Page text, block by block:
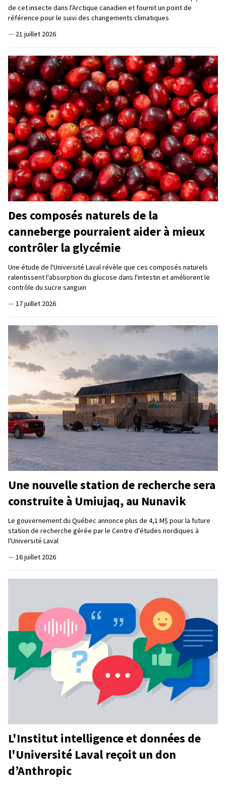
de cet insecte dans l'Arctique canadien et fournit un point de
référence pour le suivi des changements climatiques
— 21 juillet 2026
Des composés naturels de la
canneberge pourraient aider à mieux
contrôler la glycémie
Une étude de l'Université Laval révèle que ces composés naturels
ralentissent l'absorption du glucose dans l'intestin et améliorent le
contrôle du sucre sanguin
— 17 juillet 2026
Une nouvelle station de recherche sera
construite à Umiujaq, au Nunavik
Le gouvernement du Québec annonce plus de 4,1 M$ pour la future
station de recherche gérée par le Centre d'études nordiques à
l'Université Laval
— 16 juillet 2026
L'Institut intelligence et données de
l'Université Laval reçoit un don
d’Anthropic